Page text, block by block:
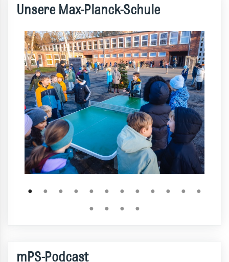
Unsere Max-Planck-Schule
● ● ● ● ● ● ● ● ● ● ●
●
●
● ● ●
mPS-Podcast